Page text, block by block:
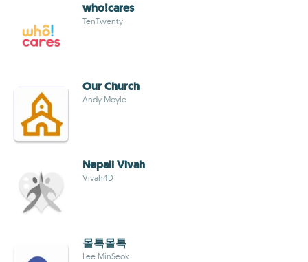
who!cares
TenTwenty
Our Church
Andy Moyle
Nepali Vivah
Vivah4D
몰톡몰톡
Lee MinSeok